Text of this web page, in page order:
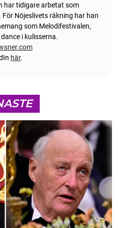
har tidigare arbetat som
Nöjeslivets räkning har han
som Melodifestivalen,
dance i kulisserna.
här.